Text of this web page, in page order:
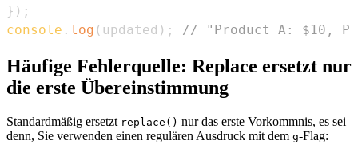
} ) ;
console . log ( updated ) ; // "Product A: $10,
Häufige Fehlerquelle: Replace ersetzt nur
die erste Übereinstimmung
Standardmäßig ersetzt replace() nur das erste Vorkommnis, es sei
denn, Sie verwenden einen regulären Ausdruck mit dem g-Flag: